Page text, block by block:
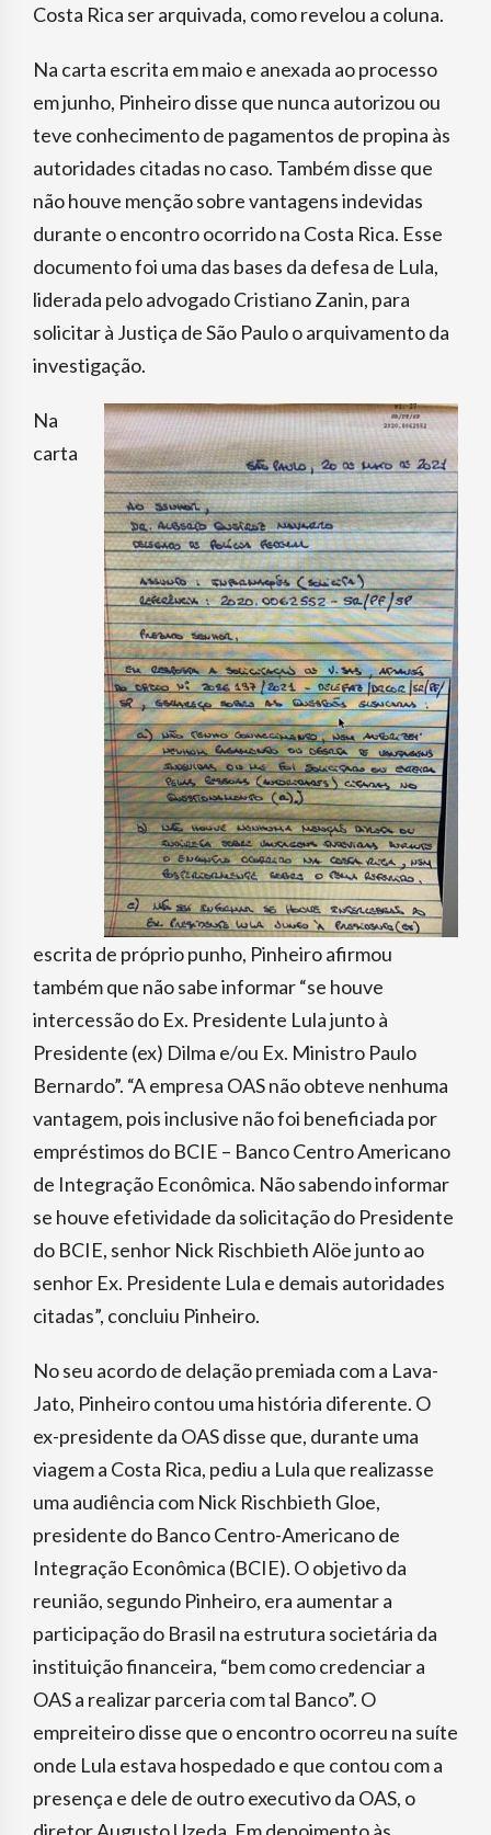
Costa Rica ser arquivada, como revelou a coluna.
Na carta escrita em maio e anexada ao processo
em junho, Pinheiro disse que nunca autorizou ou
teve conhecimento de pagamentos de propina às
autoridades citadas no caso. Também disse que
não houve menção sobre vantagens indevidas
durante o encontro ocorrido na Costa Rica. Esse
documento foi uma das bases da defesa de Lula,
liderada pelo advogado Cristiano Zanin, para
solicitar à Justiça de São Paulo o arquivamento da
investigação.
Na
carta
escrita de próprio punho, Pinheiro afirmou
também que não sabe informar “se houve
intercessão do Ex. Presidente Lula junto à
Presidente (ex) Dilma e/ou Ex. Ministro Paulo
Bernardo”. “A empresa OAS não obteve nenhuma
vantagem, pois inclusive não foi beneficiada por
empréstimos do BCIE – Banco Centro Americano
de Integração Econômica. Não sabendo informar
se houve efetividade da solicitação do Presidente
do BCIE, senhor Nick Rischbieth Alöe junto ao
senhor Ex. Presidente Lula e demais autoridades
citadas”, concluiu Pinheiro.
No seu acordo de delação premiada com a Lava-
Jato, Pinheiro contou uma história diferente. O
ex-presidente da OAS disse que, durante uma
viagem a Costa Rica, pediu a Lula que realizasse
uma audiência com Nick Rischbieth Gloe,
presidente do Banco Centro-Americano de
Integração Econômica (BCIE). O objetivo da
reunião, segundo Pinheiro, era aumentar a
participação do Brasil na estrutura societária da
instituição financeira, “bem como credenciar a
OAS a realizar parceria com tal Banco”. O
empreiteiro disse que o encontro ocorreu na suíte
onde Lula estava hospedado e que contou com a
presença e dele de outro executivo da OAS, o